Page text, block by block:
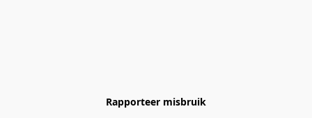
Rapporteer misbruik